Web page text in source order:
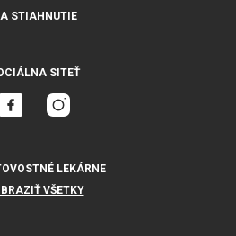
STIAHNUTIE
SITEŤ
LEKÁRNE
VŠETKY